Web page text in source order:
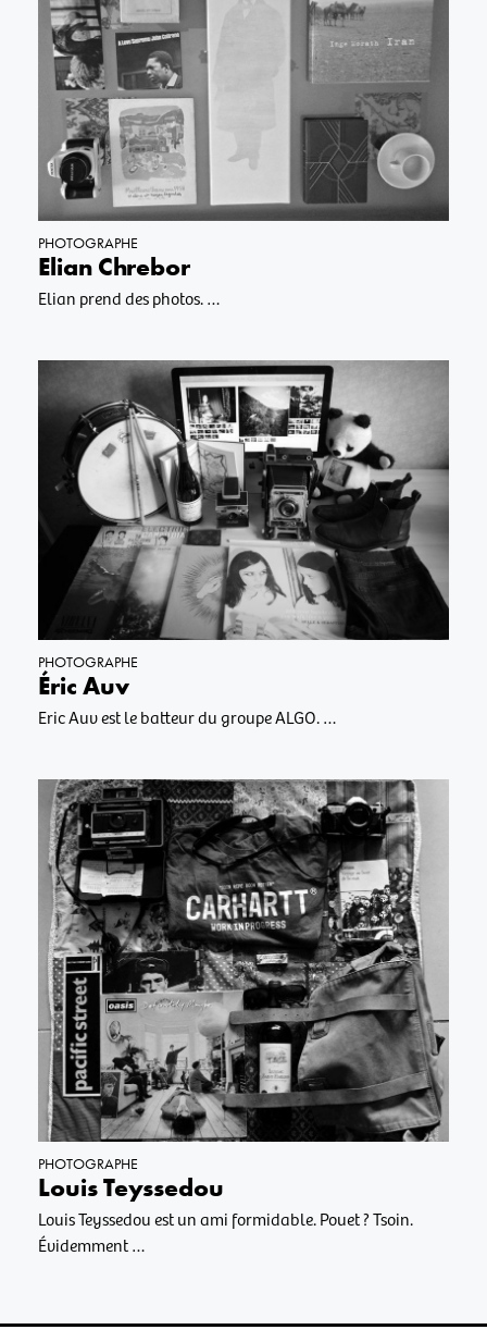
PHOTOGRAPHE
Elian Chrebor
Elian prend des photos. …
PHOTOGRAPHE
Éric Auv
Eric Auv est le batteur du groupe ALGO. …
PHOTOGRAPHE
Louis Teyssedou
Louis Teyssedou est un ami formidable. Pouet ? Tsoin.
Évidemment …